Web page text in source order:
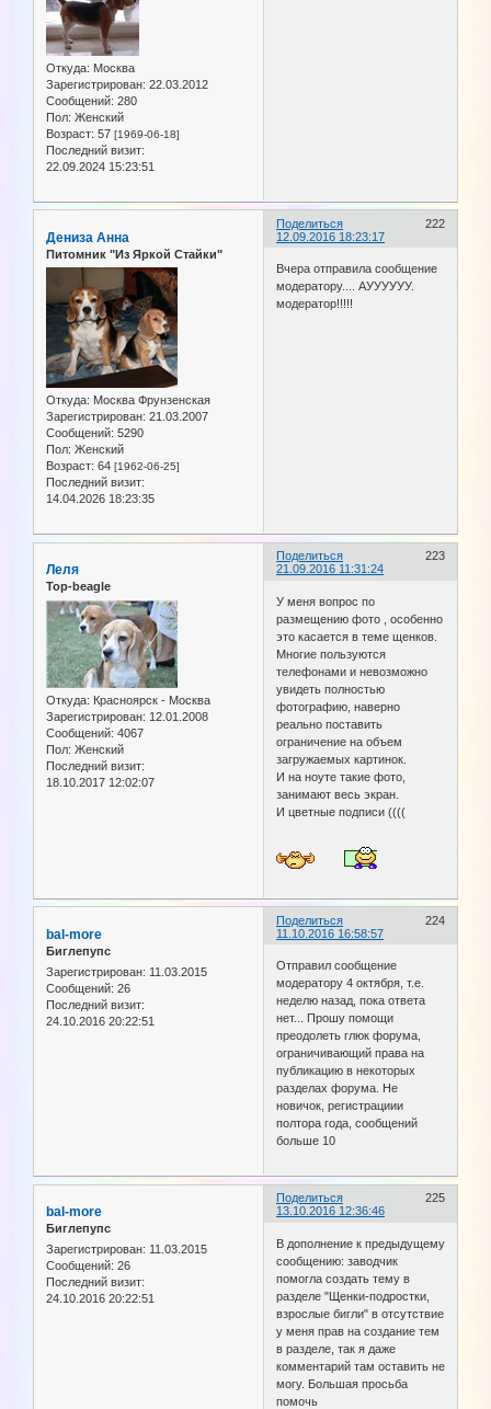
Откуда: Москва
Зарегистрирован: 22.03.2012
Сообщений: 280
Пол: Женский
Возраст: 57 [1969-06-18]
Последний визит:
22.09.2024 15:23:51
Поделиться
222
12.09.2016 18:23:17
Дениза Анна
Питомник "Из Яркой Стайки"
Откуда: Москва Фрунзенская
Зарегистрирован: 21.03.2007
Сообщений: 5290
Пол: Женский
Возраст: 64 [1962-06-25]
Последний визит:
14.04.2026 18:23:35
Вчера отправила сообщение
модератору.... АУУУУУУ.
модератор!!!!!
Поделиться
223
21.09.2016 11:31:24
Леля
Top-beagle
Откуда: Красноярск - Москва
Зарегистрирован: 12.01.2008
Сообщений: 4067
Пол: Женский
Последний визит:
18.10.2017 12:02:07
У меня вопрос по
размещению фото , особенно
это касается в теме щенков.
Многие пользуются
телефонами и невозможно
увидеть полностью
фотографию, наверно
реально поставить
ограничение на объем
загружаемых картинок.
И на ноуте такие фото,
занимают весь экран.
И цветные подписи ((((
Поделиться
224
11.10.2016 16:58:57
bal-more
Биглепупс
Зарегистрирован: 11.03.2015
Сообщений: 26
Последний визит:
24.10.2016 20:22:51
Отправил сообщение
модератору 4 октября, т.е.
неделю назад, пока ответа
нет... Прошу помощи
преодолеть глюк форума,
ограничивающий права на
публикацию в некоторых
разделах форума. Не
новичок, регистрациии
полтора года, сообщений
больше 10
Поделиться
225
13.10.2016 12:36:46
bal-more
Биглепупс
Зарегистрирован: 11.03.2015
Сообщений: 26
Последний визит:
24.10.2016 20:22:51
В дополнение к предыдущему
сообщению: заводчик
помогла создать тему в
разделе "Щенки-подростки,
взрослые бигли" в отсутствие
у меня прав на создание тем
в разделе, так я даже
комментарий там оставить не
могу. Большая просьба
помочь